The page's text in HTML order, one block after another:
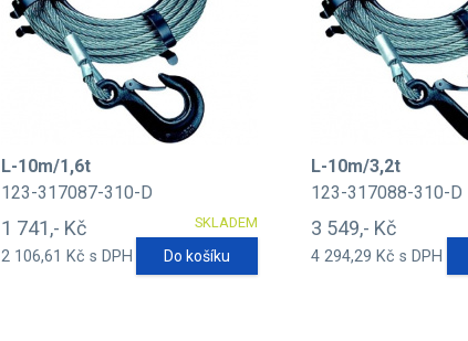
L-10m/1,6t
123-317087-310-D
SKLADEM
1 741,- Kč
2 106,61 Kč s DPH Do košíku
L-10m/3,2t
123-317088-310-D
3 549,- Kč
4 294,29 Kč s DPH